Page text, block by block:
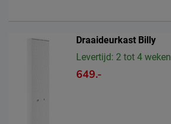
Draaideurkast Billy
Levertijd: 2 tot 4 weken
649.-